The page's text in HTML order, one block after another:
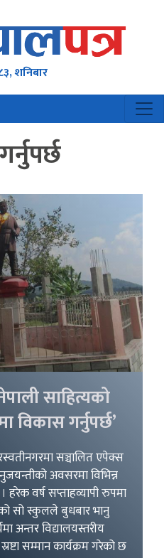
शनिबार
साहित्यको
विकास गर्नुपर्छ’
सञ्चालित एपेक्स
अवसरमा विभिन्न
वर्ष सप्ताहव्यापी रुपमा
सो स्कुलले बुधबार भानु
अन्तर विद्यालयस्तरीय
सम्मान कार्यक्रम गरेको छ